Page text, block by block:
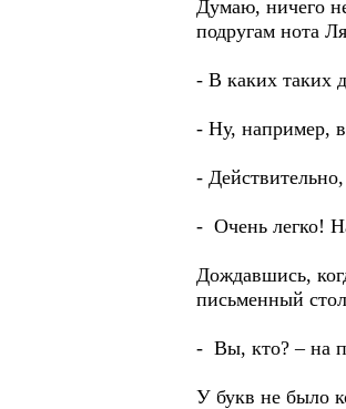
Думаю, ничего
подругам нота
- В каких таких
- Ну, например,
-
- Очень легко!
Дождавшись,
письменный
- Вы, кто? – на
У букв не было